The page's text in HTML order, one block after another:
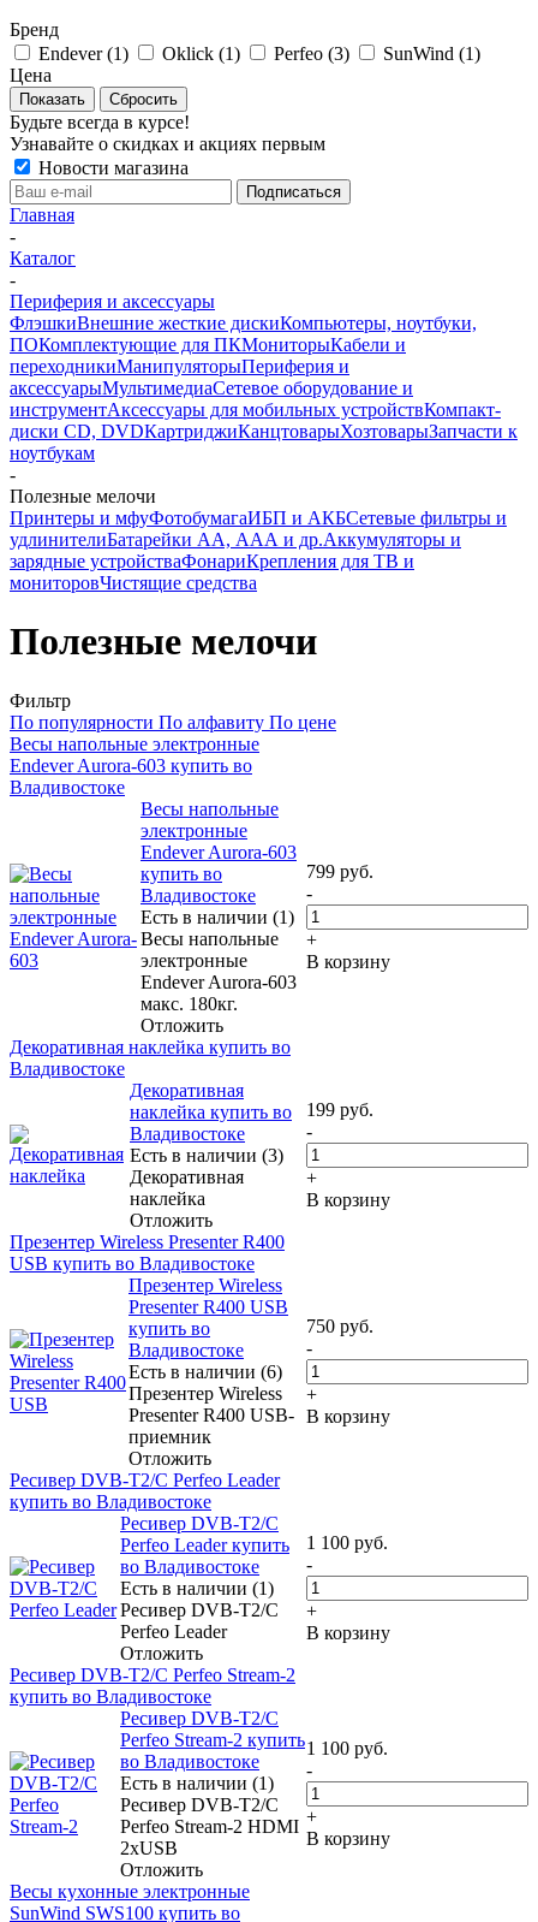
Бренд
Endever (1) Oklick (1) Perfeo (3) SunWind (1)
Цена
Сбросить
Будьте всегда в курсе!
Узнавайте о скидках и акциях первым
Новости магазина
Главная
-
Каталог
-
Периферия и аксессуары
ФлэшкиВнешние жесткие дискиКомпьютеры, ноутбуки,
ПОКомплектующие для ПКМониторыКабели и
переходникиМанипуляторыПериферия и
аксессуарыМультимедиаСетевое оборудование и
инструментАксессуары для мобильных устройствКомпакт-
диски CD, DVDКартриджиКанцтоварыХозтоварыЗапчасти к
ноутбукам
-
Полезные мелочи
Принтеры и мфуФотобумагаИБП и АКБСетевые фильтры и
удлинителиБатарейки АА, ААА и др.Аккумуляторы и
зарядные устройстваФонариКрепления для ТВ и
мониторовЧистящие средства
Полезные мелочи
Фильтр
По популярности По алфавиту По цене
Весы напольные электронные
Endever Aurora-603 купить во
Владивостоке
Весы напольные
электронные
Endever Aurora-603
купить во
Владивостоке
Есть в наличии (1)
Весы напольные
электронные
Endever Aurora-603
макс. 180кг.
Отложить
799 руб.
-
+
В корзину
Декоративная наклейка купить во
Владивостоке
Декоративная
наклейка купить во
Владивостоке
Есть в наличии (3)
Декоративная
наклейка
Отложить
199 руб.
-
+
В корзину
Презентер Wireless Presenter R400
USB купить во Владивостоке
Презентер Wireless
Presenter R400 USB
купить во
Владивостоке
Есть в наличии (6)
Презентер Wireless
Presenter R400 USB-
приемник
Отложить
750 руб.
-
+
В корзину
Ресивер DVB-T2/С Perfeo Leader
купить во Владивостоке
Ресивер DVB-T2/С
Perfeo Leader купить
во Владивостоке
Есть в наличии (1)
Ресивер DVB-T2/С
Perfeo Leader
Отложить
1 100 руб.
-
+
В корзину
Ресивер DVB-T2/С Perfeo Stream-2
купить во Владивостоке
Ресивер DVB-T2/С
Perfeo Stream-2 купить
во Владивостоке
Есть в наличии (1)
Ресивер DVB-T2/С
Perfeo Stream-2 HDMI
2xUSB
Отложить
1 100 руб.
-
+
В корзину
Весы кухонные электронные
SunWind SWS100 купить во